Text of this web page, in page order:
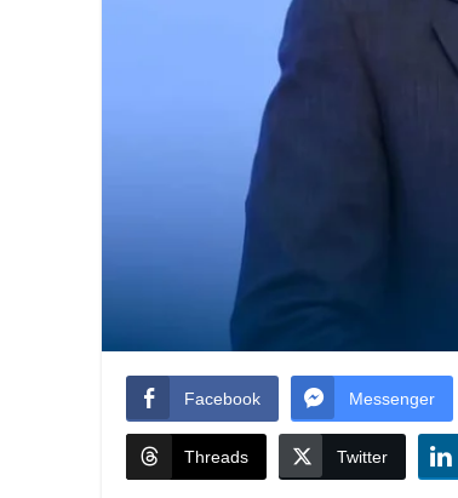
Facebook Messenger
Threads Twitter